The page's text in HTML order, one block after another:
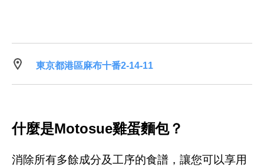
東京都港區麻布十番2-14-11
什麼是Motosue雞蛋麵包？
消除所有多餘成分及工序的食譜，讓您可以享用